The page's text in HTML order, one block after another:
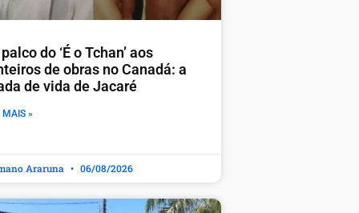
do ‘É o Tchan’ aos
de obras no Canadá: a
de vida de Jacaré
MAIS »
Araruna 06/08/2026